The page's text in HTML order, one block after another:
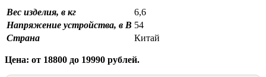
Вес изделия, в кг
6,6
Напряжение устройства, в В 54
Страна
Китай
Цена: от 18800 до 19990 рублей.